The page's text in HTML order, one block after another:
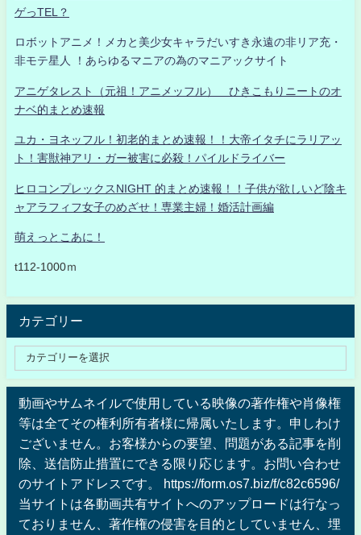
ゲっTEL？
ロボットアニメ！メカと美少女キャラだいすき永遠の非リア充・
非モテ星人 ！あらゆるマニアの為のマニアックサイト
アニゲタレスト（元祖！アニメッフル） ひきこもりニートのオ
ナベ的まとめ速報
ユカ・ヨネッフル！初老的まとめ速報！！大帝イタチにラリアッ
ト！害獣神アリ・ガー被害に必殺！パイルドライバー
ヒロコンプレックスNIGHT 的まとめ速報！！子供が欲しいど陰キ
ャアラフィフ女子のめざせ！専業主婦！婚活計画編
萌えっとこあに！
t112-1000ｍ
カテゴリー
動画やサムネイルで使用している映像の著作権や肖像権
等は全てその権利所有者様に帰属いたします。申しわけ
ございません。お客様からの要望、問題がある記事を削
除、送信防止措置にできる限り応じます。お問い合わせ
のサイトアドレスです。 https://form.os7.biz/f/c82c6596/
当サイトは各動画共有サイトへのアップロードは行なっ
ておりません、著作権の侵害を目的としていません、埋